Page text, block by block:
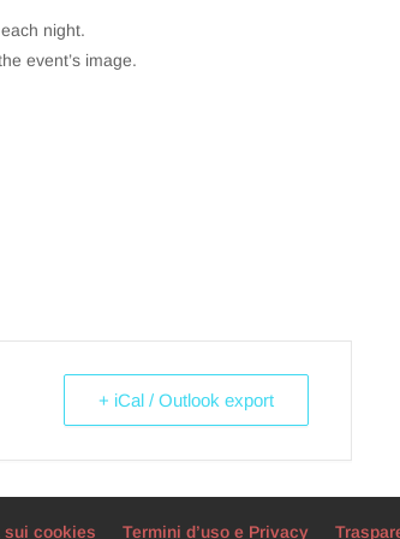
night.
event’s image.
+ iCal / Outlook export
sui cookies Termini d’uso e Privacy